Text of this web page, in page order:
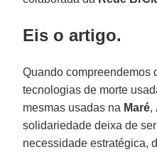
Eis o artigo.
Quando compreendemos
tecnologias de morte
mesmas usadas na Maré,
solidariedade deixa de
necessidade estratégica,